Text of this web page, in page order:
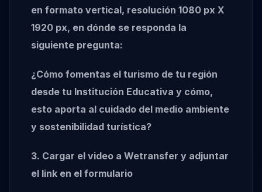
en formato vertical, resolución 1080 px X
1920 px, en dónde se responda la
siguiente pregunta:
¿Cómo fomentas el turismo de tu región
desde tu Institución Educativa y cómo,
esto aporta al cuidado del medio ambiente
y sostenibilidad turística?
3. Cargar el video a Wetransfer y adjuntar
el link en el formulario